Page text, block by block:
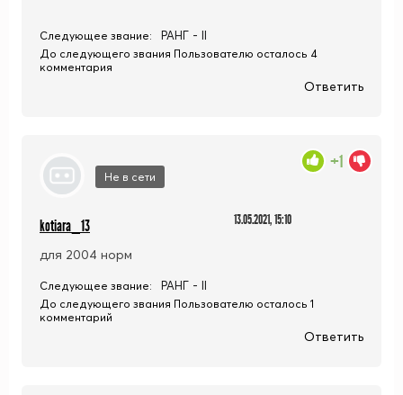
Следующее звание: РАНГ - II
До следующего звания Пользователю осталось 4
комментария
Ответить
Не в сети
kotiara_13 13.05.2021, 15:10
для 2004 норм
+1
Следующее звание: РАНГ - II
До следующего звания Пользователю осталось 1
комментарий
Ответить